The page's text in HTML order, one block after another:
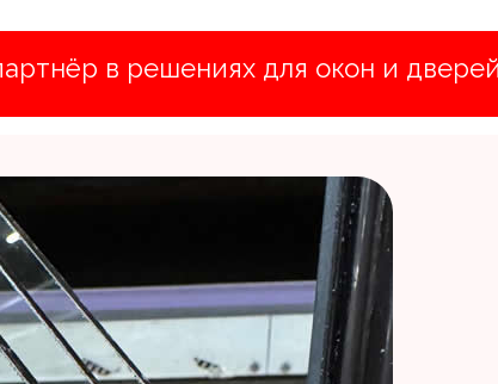
в решениях для окон и